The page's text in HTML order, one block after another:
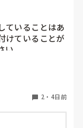
ていることはあ
けていることが
。
2 ・ 4日前